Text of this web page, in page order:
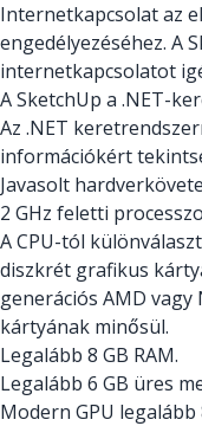
Internetkapcsolat az
engedélyezéséhez. A
internetkapcsolatot
A SketchUp a .NET-
Az .NET
információkért
Javasolt
2 GHz feletti
A CPU-tól
diszkrét grafikus
generációs AMD
kártyának minősül.
Legalább 8 GB RAM.
Legalább 6 GB üres
Modern GPU legalább